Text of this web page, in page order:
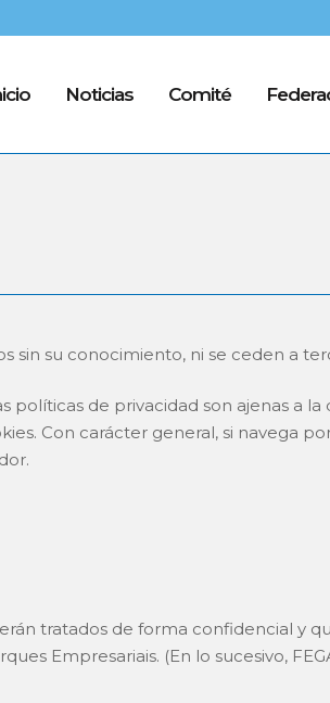
Noticias Comité
sin su conocimiento, ni se ceden a
de privacidad son ajenas a la
Con carácter general, si navega
tratados de forma confidencial y
Empresariais. (En lo sucesivo,